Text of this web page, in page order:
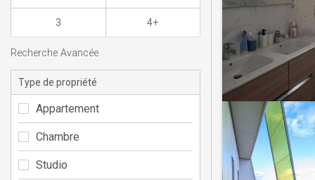
3 4+
Recherche Avancée
Type de propriété
Appartement
Chambre
Studio